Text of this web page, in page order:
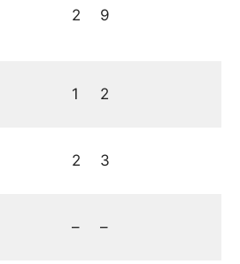
2 9
1 2
2 3
– –